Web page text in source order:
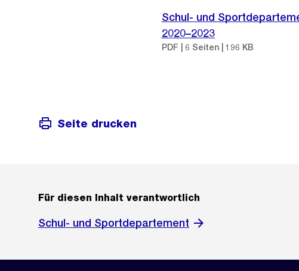
Schul- und
2020–2023
PDF | 6 Seiten | 196 KB
Seite drucken
Für diesen Inhalt verantwortlich
Schul- und Sportdepartement